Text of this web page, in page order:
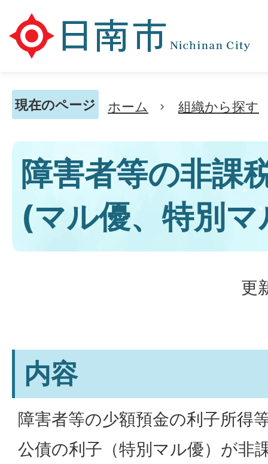
現在のページ ホーム 組織から探す
障害者等の非課
(マル優、特別
更
内容
障害者等の少額預金の利子所得
公債の利子（特別マル優）が非